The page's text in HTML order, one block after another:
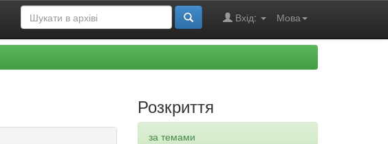
Мова
Вхід:
Розкриття
за темами